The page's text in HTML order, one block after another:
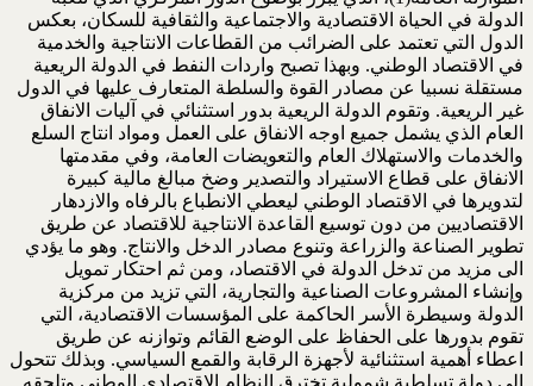
الدولة في الحياة الاقتصادية والاجتماعية والثقافية للسكان، بعكس
الدول التي تعتمد على الضرائب من القطاعات الانتاجية والخدمية
في الاقتصاد الوطني. وبهذا تصبح واردات النفط في الدولة الريعية
مستقلة نسبيا عن مصادر القوة والسلطة المتعارف عليها في الدول
غير الريعية. وتقوم الدولة الريعية بدور استثنائي في آليات الانفاق
العام الذي يشمل جميع اوجه الانفاق على العمل ومواد انتاج السلع
والخدمات والاستهلاك العام والتعويضات العامة، وفي مقدمتها
الانفاق على قطاع الاستيراد والتصدير وضخ مبالغ مالية كبيرة
لتدويرها في الاقتصاد الوطني ليعطي الانطباع بالرفاه والازدهار
الاقتصاديين من دون توسيع القاعدة الانتاجية للاقتصاد عن طريق
تطوير الصناعة والزراعة وتنوع مصادر الدخل والانتاج. وهو ما يؤدي
الى مزيد من تدخل الدولة في الاقتصاد، ومن ثم احتكار تمويل
وإنشاء المشروعات الصناعية والتجارية، التي تزيد من مركزية
الدولة وسيطرة الأسر الحاكمة على المؤسسات الاقتصادية، التي
تقوم بدورها على الحفاظ على الوضع القائم وتوازنه عن طريق
اعطاء أهمية استثنائية لأجهزة الرقابة والقمع السياسي. وبذلك تتحول